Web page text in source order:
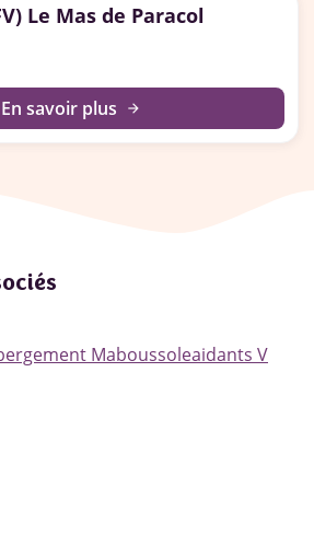
Le Mas de Paracol
En savoir plus arrow_forward